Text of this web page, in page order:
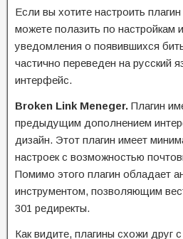
Если вы хотите настроить
можете полазить по настройкам
уведомления о появившихся
частично переведен на русский
интерфейс.
Broken Link Meneger. Плагин
предыдущим дополнением
дизайн. Этот плагин имеет
настроек с возможностью
Помимо этого плагин обладает
инструментом, позволяющим
301 редиректы.
Как видите, плагины схожи друг